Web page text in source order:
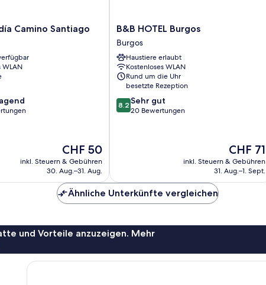
Camino Santiago
WLAN
Der
Preis
beträgt
CHF 50
inkl. Steuern & Gebühren
30. Aug.–31. Aug.
B&B
HOTEL
Burgos
Burgos
B&B HOTEL Burgos
Burgos
Haustiere erlaubt
Kostenloses WLAN
Rund um die Uhr
besetzte Rezeption
8.2
von
8.2 Sehr gut
20 Bewertungen
Der
Preis
beträgt
CHF 71
inkl. Steuern & Gebühren
31. Aug.–1. Sept.
Ähnliche Unterkünfte vergleichen
und Vorteile anzuzeigen. Mehr